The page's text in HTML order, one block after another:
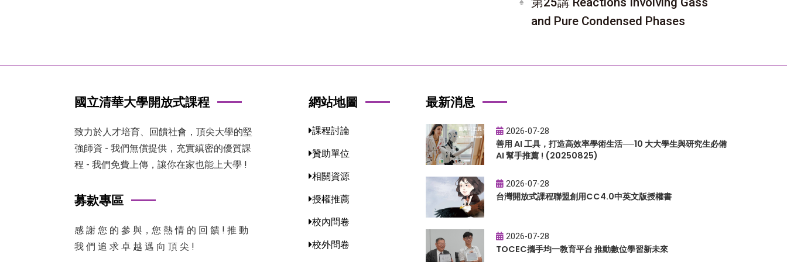
and Pure Condensed Phases
國立清華大學開放式課程
致力於人才培育、回饋社會，頂尖大學的堅
強師資 - 我們無償提供，充實縝密的優質課
程 - 我們免費上傳，讓你在家也能上大學 !
募款專區
感 謝 您 的 參 與，您 熱 情 的 回 饋 ! 推 動
我 們 追 求 卓 越 邁 向 頂 尖 !
網站地圖
課程討論
贊助單位
相關資源
授權推薦
校內問卷
校外問卷
最新消息
2026-07-28
善用 AI 工具，打造高效率學術生活──10 大大學生與研究生必備
AI 幫手推薦 ! (20250825)
2026-07-28
台灣開放式課程聯盟創用CC4.0中英文版授權書
2026-07-28
TOCEC攜手均一教育平台 推動數位學習新未來